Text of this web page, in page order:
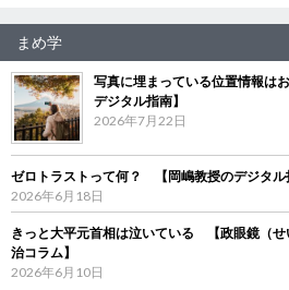
まめ学
写真に埋まっている位置情報は
デジタル指南】
2026年7月22日
ゼロトラストって何？ 【岡嶋教授のデジタル
2026年6月18日
きっと大平元首相は泣いている 【政眼鏡（
治コラム】
2026年6月10日